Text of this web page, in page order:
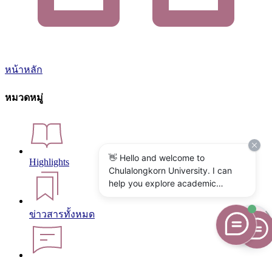
หน้าหลัก
หมวดหมู่
Highlights
ข่าวสารทั้งหมด
👋 Hello and welcome to
Chulalongkorn University. I can
help you explore academic